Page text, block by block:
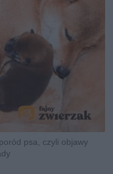
psa, czyli objawy